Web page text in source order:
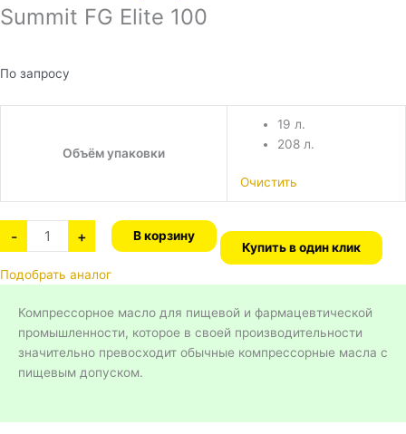
Summit FG Elite 100
По запросу
Объём упаковки
19 л.
208 л.
Очистить
- +
В корзину
Купить в один клик
Подобрать аналог
Компрессорное масло для пищевой и фармацевтической
промышленности, которое в своей производительности
значительно превосходит обычные компрессорные масла с
пищевым допуском.